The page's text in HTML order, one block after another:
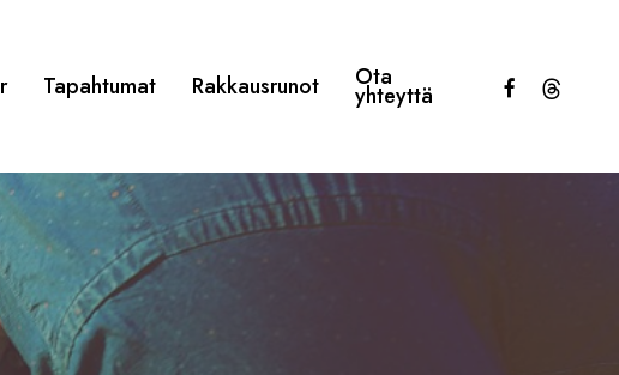
Tapahtumat Rakkausrunot Ota
yhteyttä facebookthreads